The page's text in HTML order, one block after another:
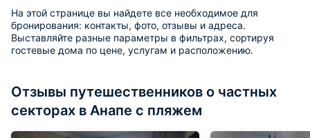
На этой странице вы найдете все необходимое для
бронирования: контакты, фото, отзывы и адреса.
Выставляйте разные параметры в фильтрах, сортируя
гостевые дома по цене, услугам и расположению.
Отзывы путешественников о частных
секторах в Анапе с пляжем